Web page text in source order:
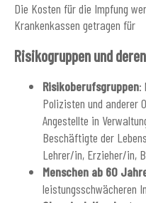
Die Kosten für die Impfung
Krankenkassen getragen für
Risikogruppen und
Risikoberufsgruppen:
Polizisten und anderer
Angestellte in
Beschäftigte der
Lehrer/in, Erzieher/in,
Menschen ab 60
leistungsschwächeren